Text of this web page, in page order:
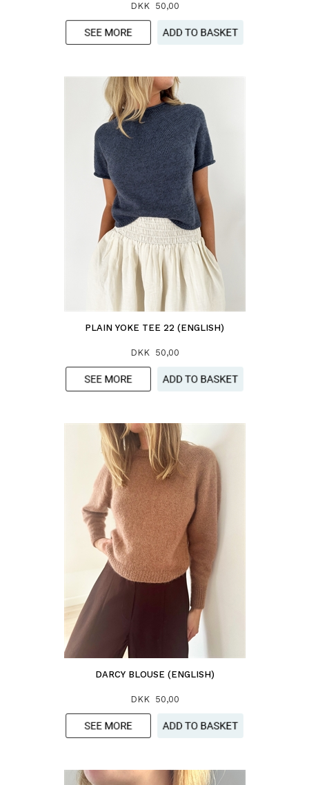
DKK 50,00
PLAIN YOKE TEE 22 (ENGLISH)
DKK 50,00
DARCY BLOUSE (ENGLISH)
DKK 50,00